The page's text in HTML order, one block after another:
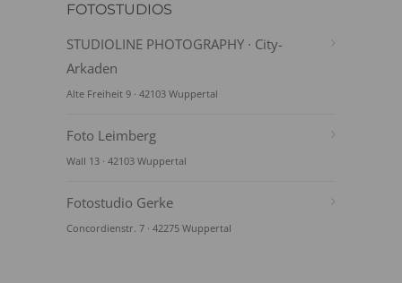
FOTOSTUDIOS
STUDIOLINE PHOTOGRAPHY · City-
Arkaden
Alte Freiheit 9 · 42103 Wuppertal
Foto Leimberg
Wall 13 · 42103 Wuppertal
Fotostudio Gerke
Concordienstr. 7 · 42275 Wuppertal